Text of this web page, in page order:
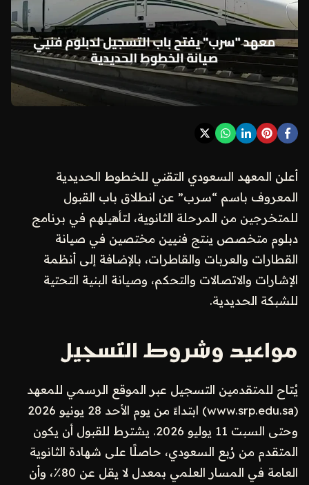
أعلن المعهد السعودي التقني للخطوط الحديدية
المعروف باسم “سرب” عن انطلاق باب القبول
للمتخرجين من المرحلة الثانوية، لتأهيلهم في برنامج
دبلوم متخصص ينتج فنيين مختصين في صيانة
القطارات والعربات والقاطرات، بالإضافة إلى أنظمة
الإشارات والاتصالات والتحكم، وصيانة البنية التحتية
للشبكة الحديدية.
مواعيد وشروط التسجيل
يُتاح للمتقدمين التسجيل عبر الموقع الرسمي للمعهد
(www.srp.edu.sa) ابتداءً من يوم الأحد 28 يونيو 2026
وحتى السبت 11 يوليو 2026. يشترط للقبول أن يكون
المتقدم من رُبع السعودي، حاصلًا على شهادة الثانوية
العامة في المسار العلمي بمعدل لا يقل عن 80٪، وأن